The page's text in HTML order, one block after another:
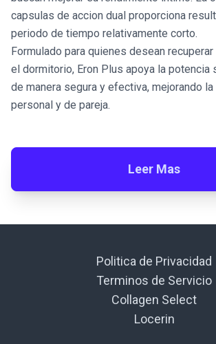
capsulas de accion dual proporciona
periodo de tiempo relativamente corto.
Formulado para quienes desean
el dormitorio, Eron Plus apoya la potencia
de manera segura y efectiva, mejorando
personal y de pareja.
Leer Mas
Politica de Privacidad
Terminos de Servicio
Collagen Select
Locerin